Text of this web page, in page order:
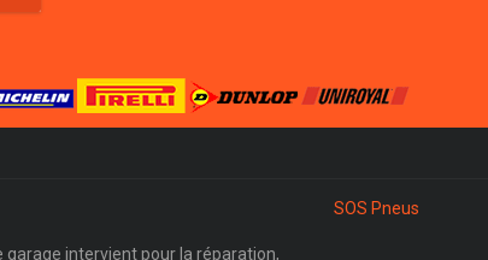
intervient pour la réparation,
SOS Pneus